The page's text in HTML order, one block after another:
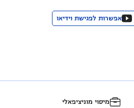
אפשרות לפגישת וידיאו
מיסוי מוניציפאלי